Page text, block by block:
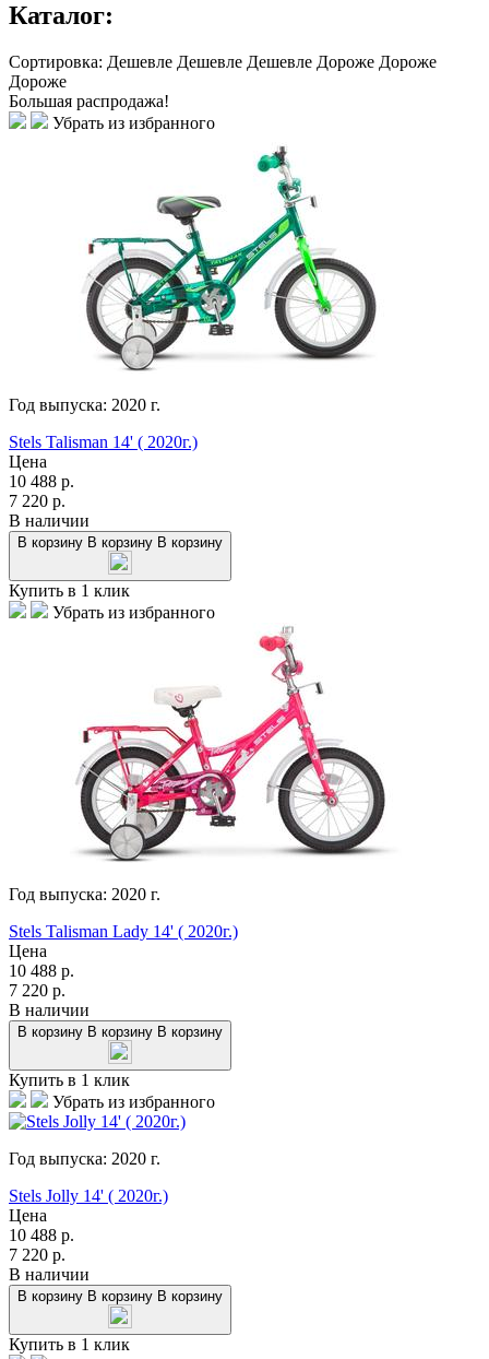
Каталог:
Сортировка: Дешевле Дешевле Дешевле Дороже Дороже
Дороже
Большая распродажа!
Убрать из избранного
Год выпуска: 2020 г.
Stels Talisman 14' ( 2020г.)
Цена
10 488 р.
7 220 р.
В наличии
В корзину В корзину В корзину
Купить в 1 клик
Убрать из избранного
Год выпуска: 2020 г.
Stels Talisman Lady 14' ( 2020г.)
Цена
10 488 р.
7 220 р.
В наличии
В корзину В корзину В корзину
Купить в 1 клик
Убрать из избранного
Год выпуска: 2020 г.
Stels Jolly 14' ( 2020г.)
Цена
10 488 р.
7 220 р.
В наличии
В корзину В корзину В корзину
Купить в 1 клик